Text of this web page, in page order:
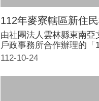
112年麥寮轄區新住
112-10-24
由社團法人雲林縣東南
戶政事務所合作辦理的
車考照輔導班計畫」8/26(
媽安心騎機車上路。 雲